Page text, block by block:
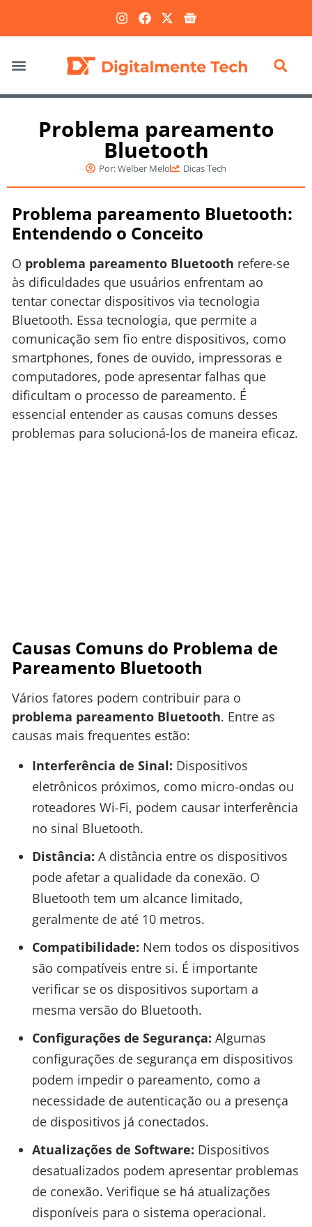
Problema pareamento
Bluetooth
Por:Welber Melo Dicas Tech
Problema pareamento Bluetooth:
Entendendo o Conceito
O problema pareamento Bluetooth refere-se
às dificuldades que usuários enfrentam ao
tentar conectar dispositivos via tecnologia
Bluetooth. Essa tecnologia, que permite a
comunicação sem fio entre dispositivos, como
smartphones, fones de ouvido, impressoras e
computadores, pode apresentar falhas que
dificultam o processo de pareamento. É
essencial entender as causas comuns desses
problemas para solucioná-los de maneira eficaz.
Causas Comuns do Problema de
Pareamento Bluetooth
Vários fatores podem contribuir para o
problema pareamento Bluetooth. Entre as
causas mais frequentes estão:
Interferência de Sinal: Dispositivos
eletrônicos próximos, como micro-ondas ou
roteadores Wi-Fi, podem causar interferência
no sinal Bluetooth.
Distância: A distância entre os dispositivos
pode afetar a qualidade da conexão. O
Bluetooth tem um alcance limitado,
geralmente de até 10 metros.
Compatibilidade: Nem todos os dispositivos
são compatíveis entre si. É importante
verificar se os dispositivos suportam a
mesma versão do Bluetooth.
Configurações de Segurança: Algumas
configurações de segurança em dispositivos
podem impedir o pareamento, como a
necessidade de autenticação ou a presença
de dispositivos já conectados.
Atualizações de Software: Dispositivos
desatualizados podem apresentar problemas
de conexão. Verifique se há atualizações
disponíveis para o sistema operacional.